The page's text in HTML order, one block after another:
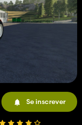
Se inscrever